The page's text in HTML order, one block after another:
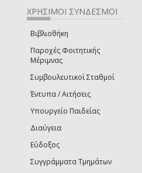
e-mail)
ΧΡΗΣΙΜΟΙ ΣΥΝΔΕΣΜΟΙ
Βιβλιοθήκη
Παροχές Φοιτητικής
Μέριμνας
Συμβουλευτικοί Σταθμοί
Έντυπα / Αιτήσεις
Υπουργείο Παιδείας
Διαύγεια
Εύδοξος
Συγγράμματα Τμημάτων